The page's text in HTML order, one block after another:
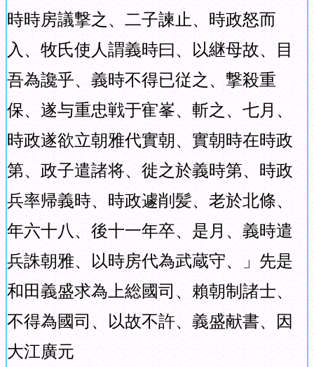
時時房議撃之、二子諫止、時政怒而
入、牧氏使人謂義時曰、以継母故、目
吾為讒乎、義時不得已従之、撃殺重
保、遂与重忠戦于寉峯、斬之、七月、
時政遂欲立朝雅代實朝、實朝時在時政
第、政子遣諸将、徙之於義時第、時政
兵率帰義時、時政遽削髪、老於北條、
年六十八、後十一年卒、是月、義時遣
兵誅朝雅、以時房代為武蔵守、」先是
和田義盛求為上総國司、賴朝制諸士、
不得為國司、以故不許、義盛献書、因
大江廣元